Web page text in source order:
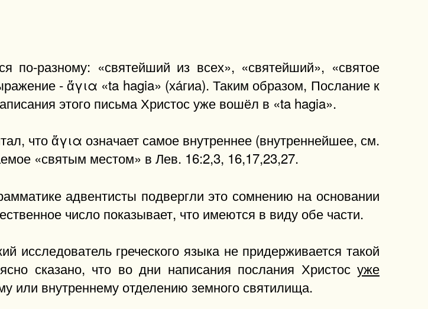
по-разному: «святейший из всех», «святейший», «святое
- ἅγια «ta hagia» (ха́гиа). Таким образом, Послание к
этого письма Христос уже вошёл в «ta hagia».
что ἅγια означает самое внутреннее (внутреннейшее, см.
«святым местом» в Лев. 16:2,3, 16,17,23,27.
адвентисты подвергли это сомнению на основании
число показывает, что имеются в виду обе части.
исследователь греческого языка не придерживается такой
сказано, что во дни написания послания Христос уже
или внутреннему отделению земного святилища.